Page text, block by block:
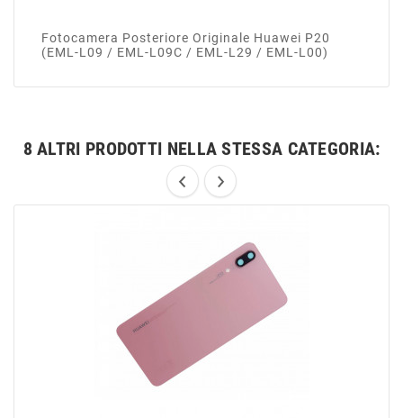
Fotocamera Posteriore Originale Huawei P20
(EML-L09 / EML-L09C / EML-L29 / EML-L00)
8 ALTRI PRODOTTI NELLA STESSA CATEGORIA: